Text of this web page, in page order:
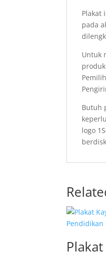
Plakat
pada
Untuk
Butuh
logo